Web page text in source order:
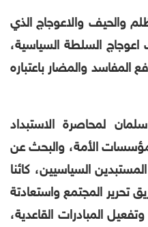
والحيف والاعوجاج الذي
السلطة السياسية،
والمضار باعتباره
لمحاصرة الاستبداد
الأمة، والبحث عن
السياسيين، كائنا
المجتمع واستعادتة
المبادرات القاعدية،